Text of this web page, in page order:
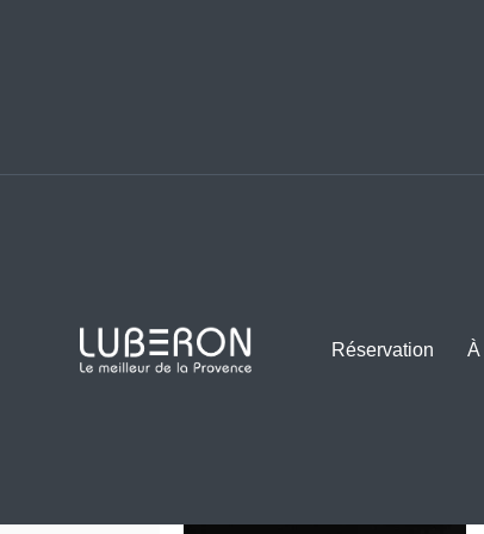
Réservation À
SOIRÉE DÉCOUVERTES